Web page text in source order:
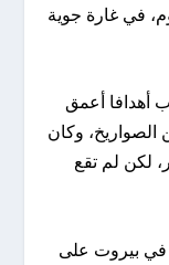
في غارة جوية
أهدافا أعمق
الصواريخ، وكان
لكن لم تقع
في بيروت على